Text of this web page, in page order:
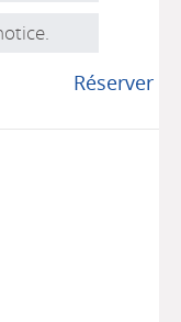
Réserver